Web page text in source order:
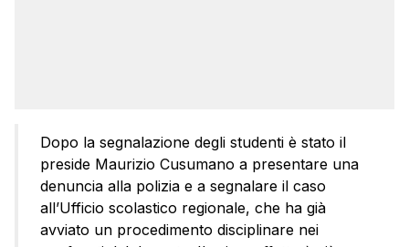
Dopo la segnalazione degli studenti è stato il
preside Maurizio Cusumano a presentare una
denuncia alla polizia e a segnalare il caso
all’Ufficio scolastico regionale, che ha già
avviato un procedimento disciplinare nei